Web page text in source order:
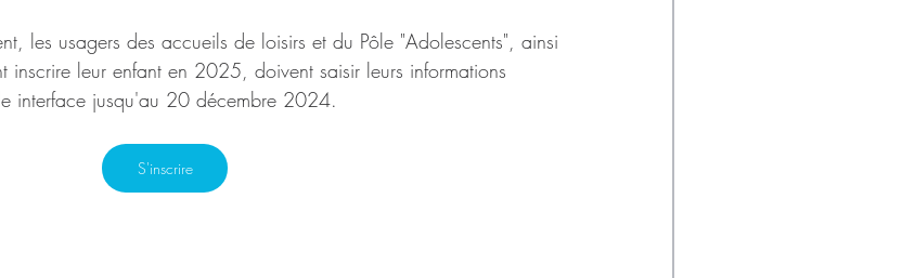
les usagers des accueils de loisirs et du Pôle "Adolescents", ainsi
inscrire leur enfant en 2025, doivent saisir leurs informations
interface jusqu'au 20 décembre 2024.
S'inscrire